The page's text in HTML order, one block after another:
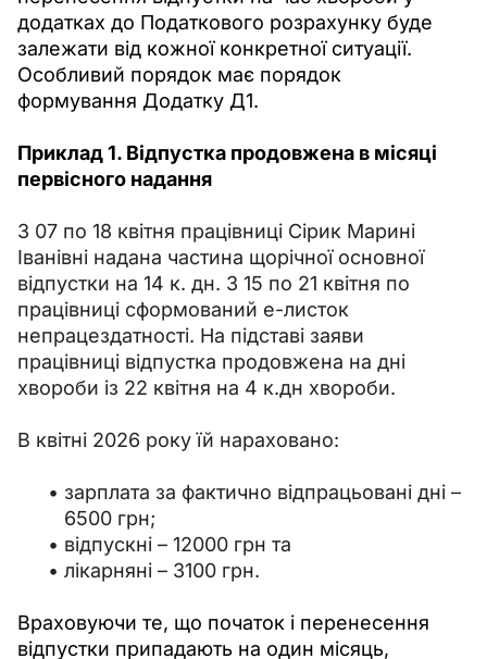
додатках до Податкового розрахунку буде
залежати від кожної конкретної ситуації.
Особливий порядок має порядок
формування Додатку Д1.
Приклад 1. Відпустка продовжена в місяці
первісного надання
З 07 по 18 квітня працівниці Сірик Марині
Іванівні надана частина щорічної основної
відпустки на 14 к. дн. З 15 по 21 квітня по
працівниці сформований е-листок
непрацездатності. На підставі заяви
працівниці відпустка продовжена на дні
хвороби із 22 квітня на 4 к.дн хвороби.
В квітні 2026 року їй нараховано:
зарплата за фактично відпрацьовані дні –
6500 грн;
відпускні – 12000 грн та
лікарняні – 3100 грн.
Враховуючи те, що початок і перенесення
відпустки припадають на один місяць,